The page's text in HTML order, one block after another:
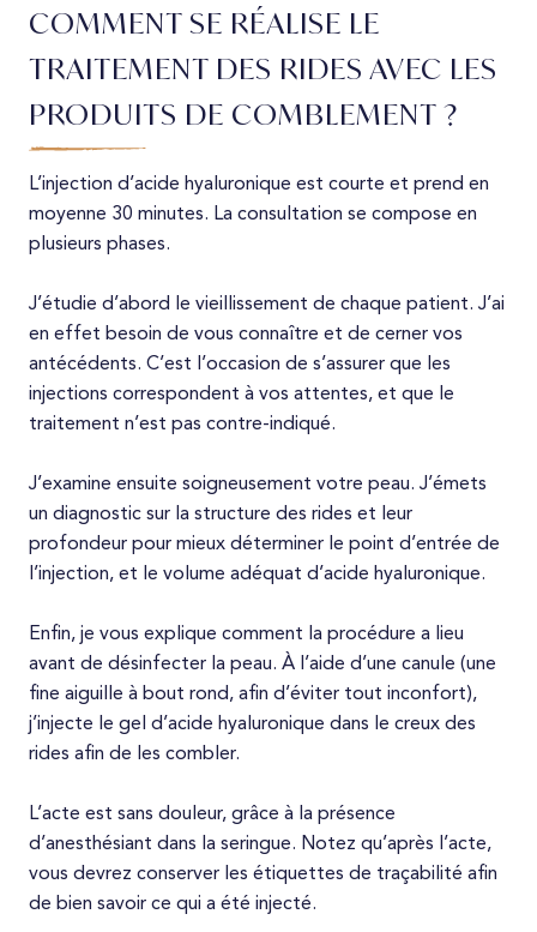
COMMENT SE RÉALISE LE
TRAITEMENT DES RIDES AVEC LES
PRODUITS DE COMBLEMENT ?
L’injection d’acide hyaluronique est courte et prend en
moyenne 30 minutes. La consultation se compose en
plusieurs phases.
J’étudie d’abord le vieillissement de chaque patient. J’ai
en effet besoin de vous connaître et de cerner vos
antécédents. C’est l’occasion de s’assurer que les
injections correspondent à vos attentes, et que le
traitement n’est pas contre-indiqué.
J’examine ensuite soigneusement votre peau. J’émets
un diagnostic sur la structure des rides et leur
profondeur pour mieux déterminer le point d’entrée de
l’injection, et le volume adéquat d’acide hyaluronique.
Enfin, je vous explique comment la procédure a lieu
avant de désinfecter la peau. À l’aide d’une canule (une
fine aiguille à bout rond, afin d’éviter tout inconfort),
j’injecte le gel d’acide hyaluronique dans le creux des
rides afin de les combler.
L’acte est sans douleur, grâce à la présence
d’anesthésiant dans la seringue. Notez qu’après l’acte,
vous devrez conserver les étiquettes de traçabilité afin
de bien savoir ce qui a été injecté.